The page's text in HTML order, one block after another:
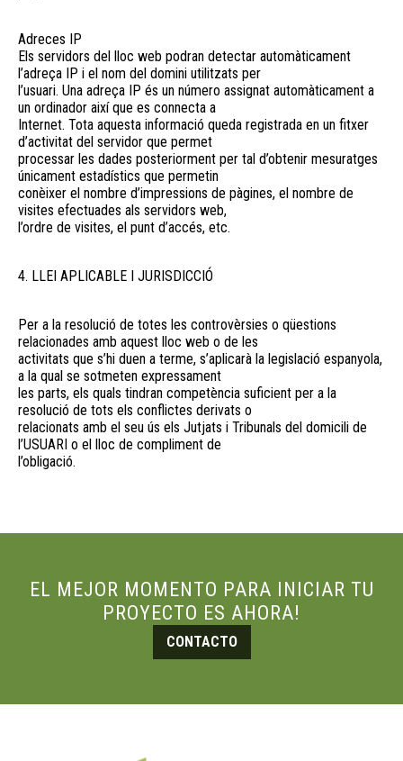
Adreces IP
Els servidors del lloc web podran detectar automàticament
l’adreça IP i el nom del domini utilitzats per
l’usuari. Una adreça IP és un número assignat automàticament a
un ordinador així que es connecta a
Internet. Tota aquesta informació queda registrada en un fitxer
d’activitat del servidor que permet
processar les dades posteriorment per tal d’obtenir mesuratges
únicament estadístics que permetin
conèixer el nombre d’impressions de pàgines, el nombre de
visites efectuades als servidors web,
l’ordre de visites, el punt d’accés, etc.
4. LLEI APLICABLE I JURISDICCIÓ
Per a la resolució de totes les controvèrsies o qüestions
relacionades amb aquest lloc web o de les
activitats que s’hi duen a terme, s’aplicarà la legislació espanyola,
a la qual se sotmeten expressament
les parts, els quals tindran competència suficient per a la
resolució de tots els conflictes derivats o
relacionats amb el seu ús els Jutjats i Tribunals del domicili de
l’USUARI o el lloc de compliment de
l’obligació.
EL MEJOR MOMENTO PARA INICIAR TU
PROYECTO ES AHORA!
CONTACTO